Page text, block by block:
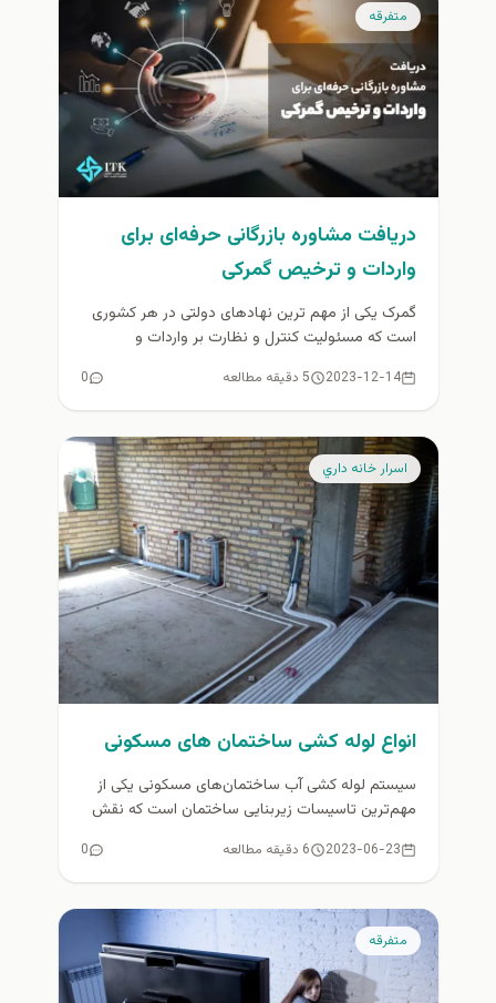
متفرقه
دریافت مشاوره بازرگانی حرفه‌ای برای
واردات و ترخیص گمرکی
گمرک یکی از مهم ترین نهادهای دولتی در هر کشوری
است که مسئولیت کنترل و نظارت بر واردات و
2023-12-14 5 دقیقه مطالعه 0
اسرار خانه داري
انواع لوله کشی ساختمان های مسکونی
سیستم لوله کشی آب ساختمان‌های مسکونی یکی از
مهم‌ترین تاسیسات زیربنایی ساختمان است که نقش
2023-06-23 6 دقیقه مطالعه 0
متفرقه